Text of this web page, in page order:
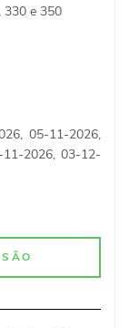
330 e 350
05-11-2026,
2026, 03-12-